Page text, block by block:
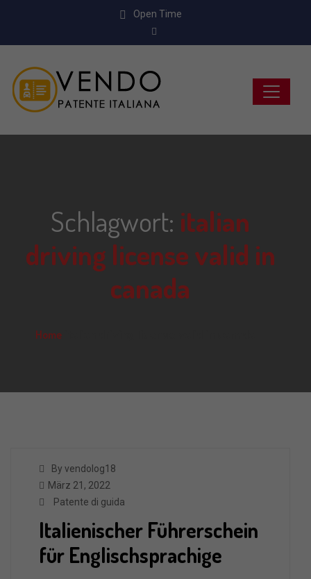
Open Time
Schlagwort: italian
driving license valid in
canada
Homeitalian driving license valid in canada
By vendolog18
März 21, 2022
Patente di guida
Italienischer Führerschein
für Englischsprachige